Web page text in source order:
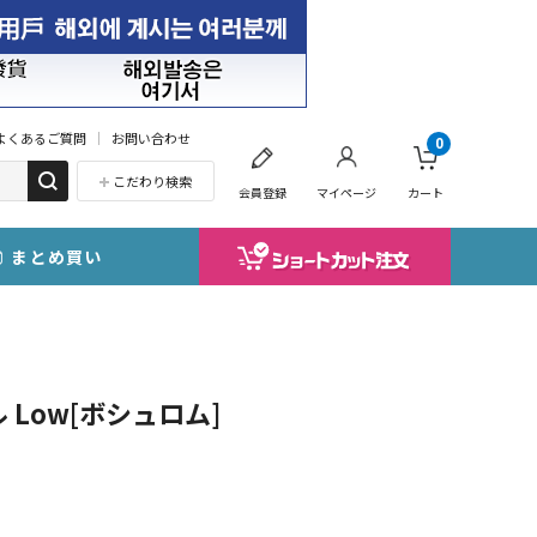
くあるご質問 お問い合わせ
こだわり検索
会員登録 マイページ カート
0
まとめ買い
Low[ボシュロム]